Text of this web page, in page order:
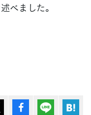
べました。
ポスト シェア Lineで送